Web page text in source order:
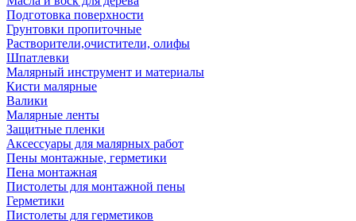
Подготовка поверхности
Грунтовки пропиточные
Растворители,очистители, олифы
Шпатлевки
Малярный инструмент и материалы
Кисти малярные
Валики
Малярные ленты
Защитные пленки
Аксессуары для малярных работ
Пены монтажные, герметики
Пена монтажная
Пистолеты для монтажной пены
Герметики
Пистолеты для герметиков